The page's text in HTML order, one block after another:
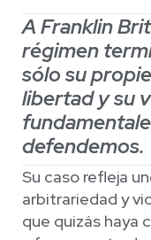
A Franklin
régimen
sólo su
libertad y su
defendemos.
Su caso refleja
arbitrariedad y
que quizás haya